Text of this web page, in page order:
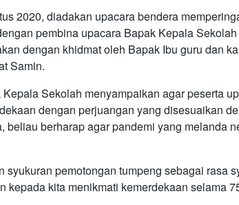
2020, diadakan upacara bendera
pembina upacara Bapak Kepala
dengan khidmat oleh Bapak Ibu guru dan
Samin.
Sekolah menyampaikan agar peserta
dengan perjuangan yang disesuaikan
beliau berharap agar pandemi yang melanda
syukuran pemotongan tumpeng sebagai rasa
kepada kita menikmati kemerdekaan selama